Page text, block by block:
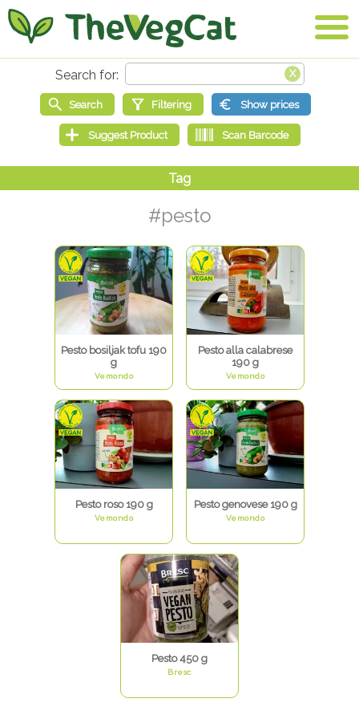
#pesto
Pesto bosiljak tofu 190
g
Vemondo
Pesto alla calabrese
190 g
Vemondo
Pesto roso 190 g
Vemondo
Pesto genovese 190 g
Vemondo
Pesto 450 g
Bresc